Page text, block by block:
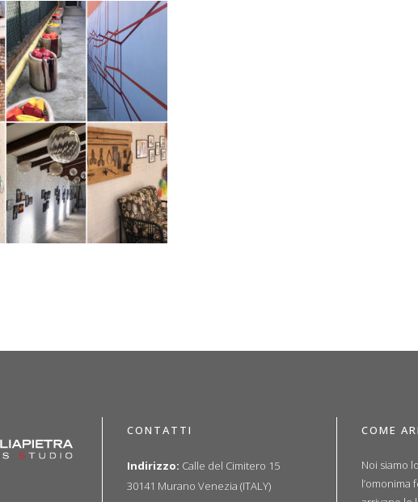
CONTATTI
Indirizzo: Calle del Cimitero 15
30141 Murano Venezia (ITALY)
COME
Noi siamo
l’omonima